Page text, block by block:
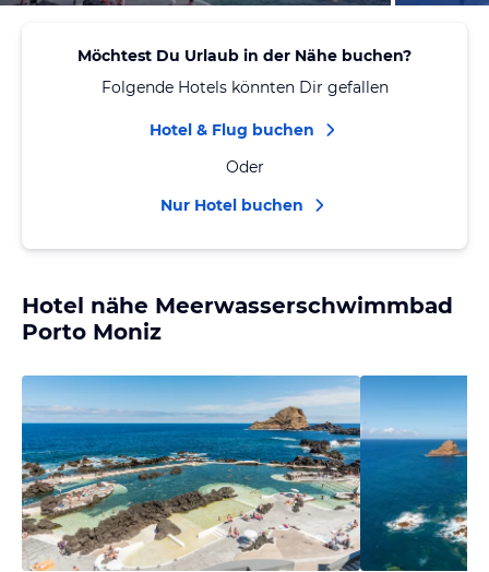
Möchtest Du Urlaub in der Nähe buchen?
Folgende Hotels könnten Dir gefallen
Hotel & Flug buchen
Oder
Nur Hotel buchen
Hotel nähe Meerwasserschwimmbad
Porto Moniz